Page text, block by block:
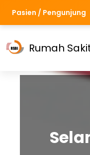
Pasien / Pengunjung
Rumah